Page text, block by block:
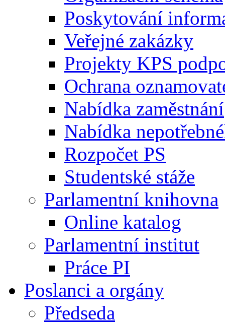
Poskytování
Veřejné zakázky
Projekty KPS
Ochrana
Nabídka zaměstnání
Nabídka
Rozpočet PS
Studentské stáže
Parlamentní knihovna
Online katalog
Parlamentní institut
Práce PI
Poslanci a orgány
Předseda